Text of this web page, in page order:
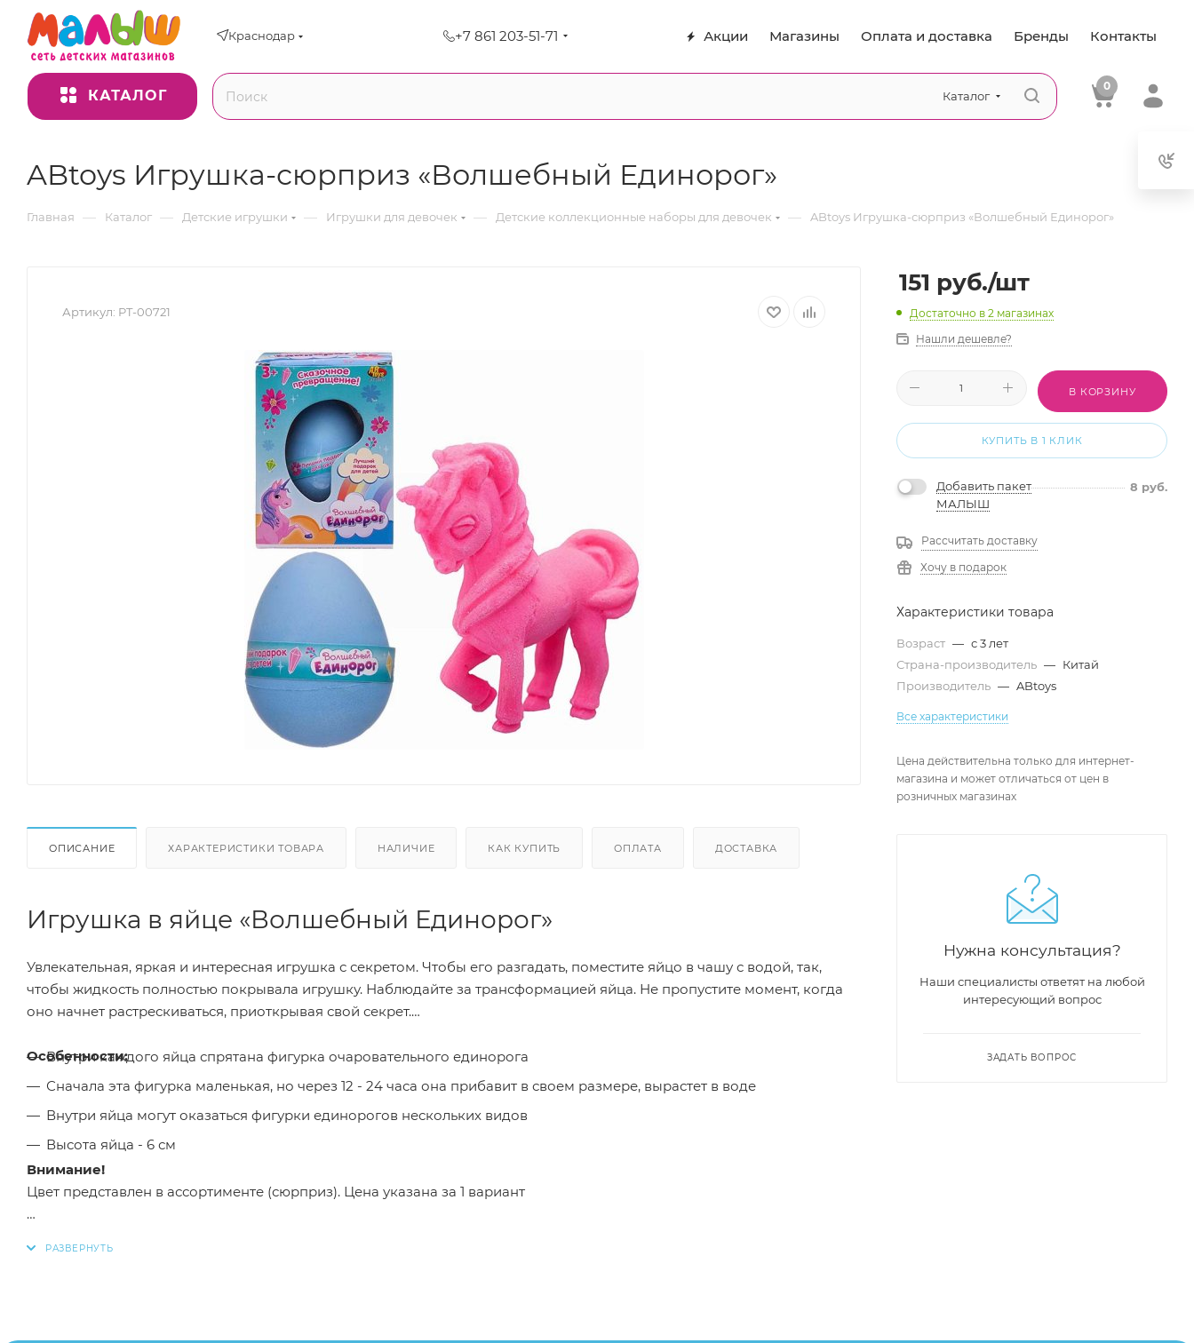
Краснодар +7 861 203-51-71 Акции Магазины Оплата и доставка Бренды Контакты
КАТАЛОГ Каталог
0
ABtoys Игрушка-сюрприз «Волшебный Единорог»
Главная — Каталог — Детские игрушки — Игрушки для девочек — Детские коллекционные наборы для девочек — ABtoys Игрушка-сюрприз «Волшебный Единорог»
Артикул: PT-00721
ОПИСАНИЕ ХАРАКТЕРИСТИКИ ТОВАРА НАЛИЧИЕ КАК КУПИТЬ ОПЛАТА ДОСТАВКА
Игрушка в яйце «Волшебный Единорог»
Увлекательная, яркая и интересная игрушка с секретом. Чтобы его разгадать, поместите яйцо в чашу с водой, так,
чтобы жидкость полностью покрывала игрушку. Наблюдайте за трансформацией яйца. Не пропустите момент, когда
оно начнет растрескиваться, приоткрывая свой секрет.
Особенности:
Внутри каждого яйца спрятана фигурка очаровательного единорога
Сначала эта фигурка маленькая, но через 12 - 24 часа она прибавит в своем размере, вырастет в воде
Внутри яйца могут оказаться фигурки единорогов нескольких видов
Высота яйца - 6 см
Внимание!
Цвет представлен в ассортименте (сюрприз). Цена указана за 1 вариант
151 руб./шт
Достаточно в 2 магазинах
Нашли дешевле?
В КОРЗИНУ
КУПИТЬ В 1 КЛИК
Добавить пакет
МАЛЫШ
8 руб.
Рассчитать доставку
Хочу в подарок
Характеристики товара
Возраст — с 3 лет
Страна-производитель — Китай
Производитель — ABtoys
Все характеристики
Цена действительна только для интернет-
магазина и может отличаться от цен в
розничных магазинах
Нужна консультация?
Наши специалисты ответят на любой
интересующий вопрос
ЗАДАТЬ ВОПРОС